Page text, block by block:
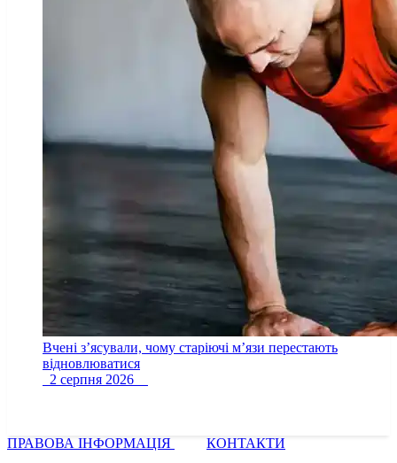
Вчені з’ясували, чому старіючі м’язи перестають
відновлюватися
2 серпня 2026
ПРАВОВА ІНФОРМАЦІЯ
КОНТАКТИ